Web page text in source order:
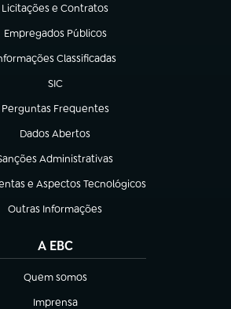
Licitações e Contratos
(abre em nova aba)
Empregados Públicos
(abre em nova aba)
Classificadas
em nova aba)
SIC
(abre em nova aba)
Perguntas Frequentes
(abre em nova aba)
Dados Abertos
(abre em nova aba)
Administrativas
em nova aba)
e Aspectos Tecnológicos
nova aba)
Outras Informações
(abre em nova aba)
A EBC
Quem somos
(abre em nova aba)
Imprensa